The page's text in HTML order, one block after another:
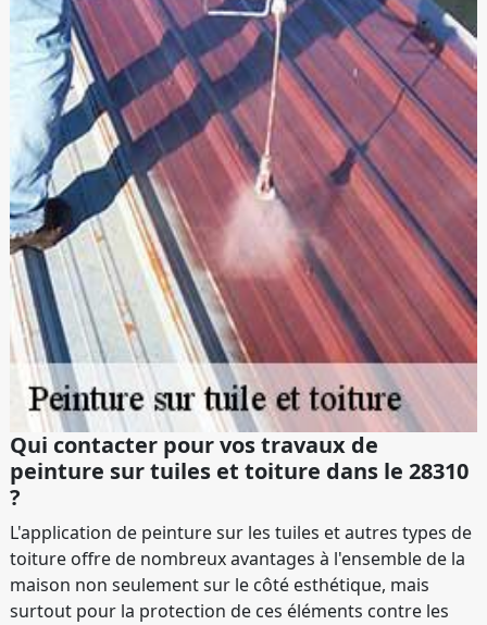
Qui contacter pour vos travaux de
peinture sur tuiles et toiture dans le 28310
?
L'application de peinture sur les tuiles et autres types de
toiture offre de nombreux avantages à l'ensemble de la
maison non seulement sur le côté esthétique, mais
surtout pour la protection de ces éléments contre les